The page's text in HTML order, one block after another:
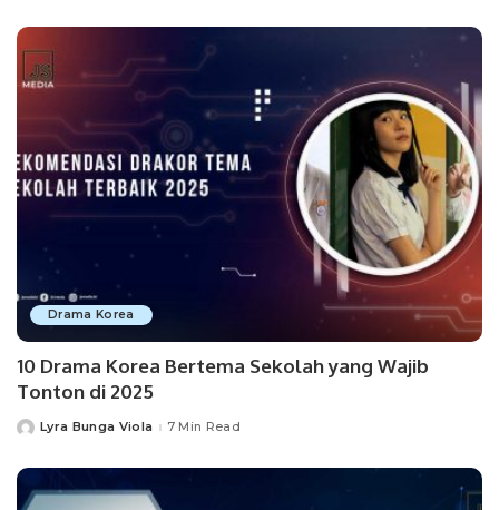
Drama Korea
10 Drama Korea Bertema Sekolah yang Wajib
Tonton di 2025
PostedLyra Bunga Viola 7 Min Read